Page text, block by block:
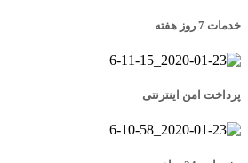
خدمات 7 روز هفته
پرداخت امن اینترنتی